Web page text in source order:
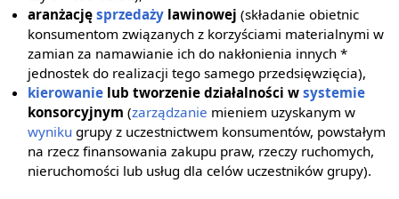
aranżacjęsprzedaży lawinowej (składanie obietnic
konsumentom związanych z korzyściami materialnymi w
zamian za namawianie ich do nakłonienia innych *
jednostek do realizacji tego samego przedsięwzięcia),
kierowanie lub tworzenie działalności wsystemie
konsorcyjnym (zarządzanie mieniem uzyskanym w
wyniku grupy z uczestnictwem konsumentów, powstałym
na rzecz finansowania zakupu praw, rzeczy ruchomych,
nieruchomości lub usług dla celów uczestników grupy).